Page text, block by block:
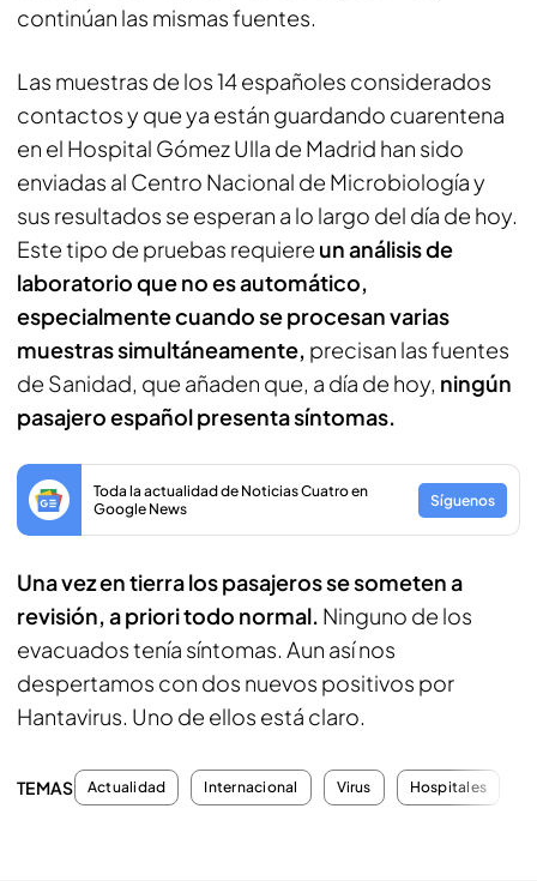
continúan las mismas fuentes.
Las muestras de los 14 españoles considerados
contactos y que ya están guardando cuarentena
en el Hospital Gómez Ulla de Madrid han sido
enviadas al Centro Nacional de Microbiología y
sus resultados se esperan a lo largo del día de hoy.
Este tipo de pruebas requiere un análisis de
laboratorio que no es automático,
especialmente cuando se procesan varias
muestras simultáneamente, precisan las fuentes
de Sanidad, que añaden que, a día de hoy, ningún
pasajero español presenta síntomas.
Toda la actualidad de Noticias Cuatro en
Google News
Síguenos
Una vez en tierra los pasajeros se someten a
revisión, a priori todo normal. Ninguno de los
evacuados tenía síntomas. Aun así nos
despertamos con dos nuevos positivos por
Hantavirus. Uno de ellos está claro.
TEMAS Actualidad Internacional Virus Hospitales